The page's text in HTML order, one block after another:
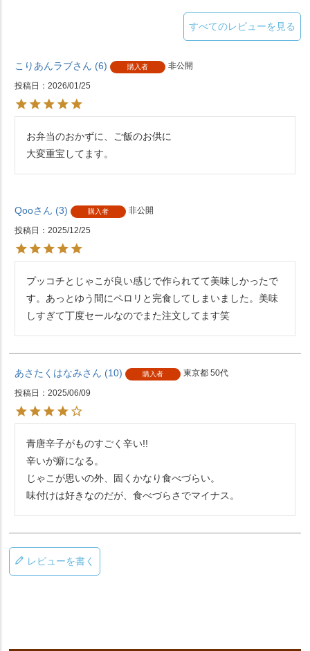
すべてのレビューを見る
こりあんラブ 6 購入者 非公開
投稿日 2026/01/25
お弁当のおかずに、ご飯のお供に
大変重宝してます。
Qoo 3 購入者 非公開
投稿日 2025/12/25
プッコチとじゃこが良い感じで作られてて美味しかったで
す。あっとゆう間にペロリと完食してしまいました。美味
しすぎて丁度セールなのでまた注文してます笑
あさたくはなみ 10 購入者 東京都 50代
投稿日 2025/06/09
青唐辛子がものすごく辛い!!
辛いが癖になる。
じゃこが思いの外、固くかなり食べづらい。
味付けは好きなのだが、食べづらさでマイナス。
レビューを書く